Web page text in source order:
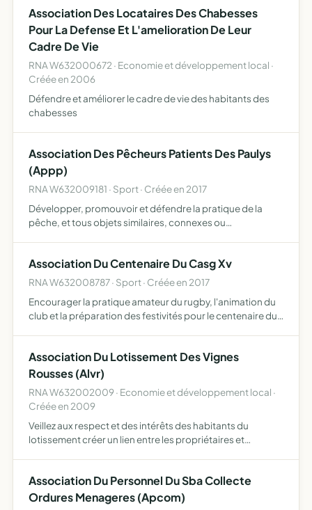
Association Des Locataires Des Chabesses
Pour La Defense Et L'amelioration De Leur
Cadre De Vie
RNA W632000672 · Economie et développement local ·
Créée en 2006
Défendre et améliorer le cadre de vie des habitants des
chabesses
Association Des Pêcheurs Patients Des Paulys
(Appp)
RNA W632009181 · Sport · Créée en 2017
Développer, promouvoir et défendre la pratique de la
pêche, et tous objets similaires, connexes ou
Association Du Centenaire Du Casg Xv
RNA W632008787 · Sport · Créée en 2017
Encourager la pratique amateur du rugby, l'animation du
club et la préparation des festivités pour le centenaire du
Association Du Lotissement Des Vignes
Rousses (Alvr)
RNA W632002009 · Economie et développement local ·
Créée en 2009
Veillez aux respect et des intérêts des habitants du
lotissement créer un lien entre les propriétaires et
Association Du Personnel Du Sba Collecte
Ordures Menageres (Apcom)